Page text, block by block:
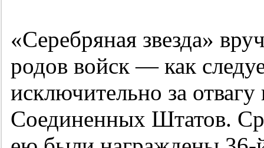
«Серебряная звезда»
родов войск — как
исключительно за
Соединенных Штатов.